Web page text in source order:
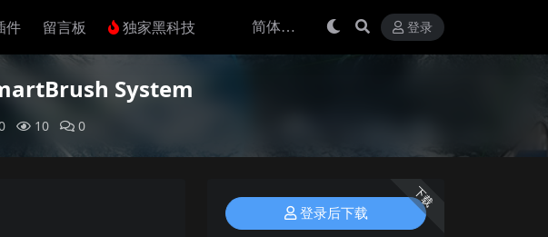
件 留言板 独家黑科技 登录
System
10 0
下载
登录后下载